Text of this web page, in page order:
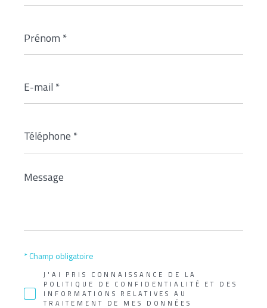
*
mail
*
*
Message
J'AI PRIS CONNAISSANCE DE LA
POLITIQUE DE CONFIDENTIALITÉ ET DES
INFORMATIONS RELATIVES AU
TRAITEMENT DE MES DONNÉES
* Champ obligatoire